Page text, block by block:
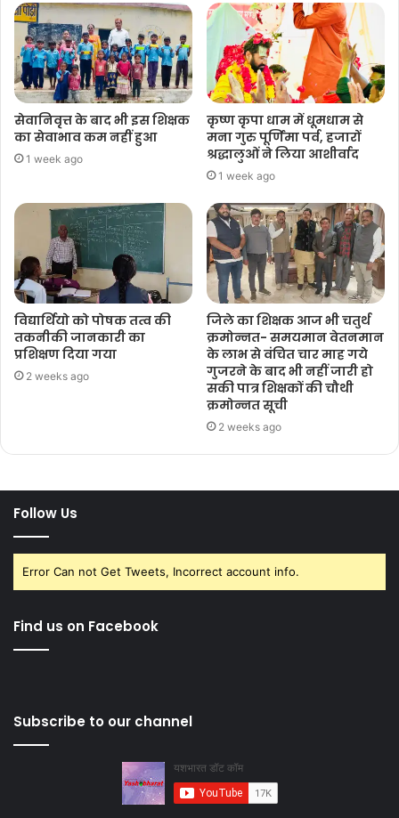
सेवानिवृत्त के बाद भी इस शिक्षक
का सेवाभाव कम नहीं हुआ
1 week ago
कृष्ण कृपा धाम में धूमधाम से
मना गुरु पूर्णिमा पर्व, हजारों
श्रद्धालुओं ने लिया आशीर्वाद
1 week ago
विद्यार्थियो को पोषक तत्व की
तकनीकी जानकारी का
प्रशिक्षण दिया गया
2 weeks ago
जिले का शिक्षक आज भी चतुर्थ
क्रमोन्नत- समयमान वेतनमान
के लाभ से वंचित चार माह गये
गुजरने के बाद भी नहीं जारी हो
सकी पात्र शिक्षकों की चौथी
क्रमोन्नत सूची
2 weeks ago
Follow Us
Error Can not Get Tweets, Incorrect account info.
Find us on Facebook
Subscribe to our channel